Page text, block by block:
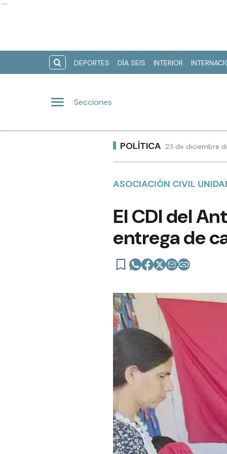
Ads
DEPORTES DÍA SEIS INTERIOR
Secciones
POLÍTICA 23 de diciembre
ASOCIACIÓN CIVIL
El CDI del
entrega de